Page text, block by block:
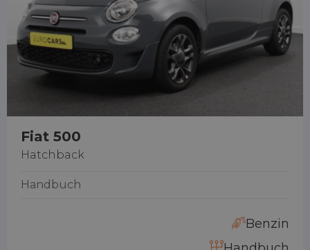
Fiat 500
Hatchback
Handbuch
Benzin